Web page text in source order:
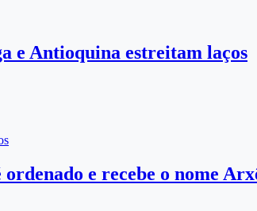
e Antioquina estreitam laços
e recebe o nome